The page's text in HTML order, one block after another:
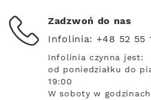
Zadzwoń do nas
Infolinia: +48 52 55
Infolinia czynna jest:
od poniedziałku do
19:00
W soboty w